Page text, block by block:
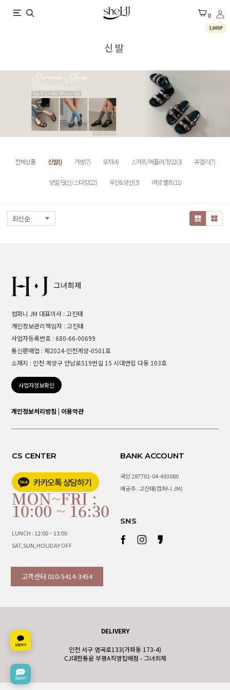
X 0
3,000P
신발
전체상품 신발() 가방(7) 모자(4) 스카프/머플러/장갑(3) 쥬얼리(7)
양말/덧신/스타킹(22) 우산&양산(3) 여성 벨트(11)
컴퍼니 JM 대표이사 : 고진태
개인정보관리책임자 : 고진태
사업자등록번호 : 680-66-00699
통신판매업 : 제2024-인천계양-0501호
소재지 : 인천 계양구 안남로519번길 15 시대연립 다동 103호
사업자정보확인
개인정보처리방침 | 이용약관
CS CENTER
MON~FRI :
10:00 ~ 16:30
LUNCH : 12:00 ~ 13:00
SAT,SUN,HOLIDAY OFF
고객센터 010-5414-3454
BANK ACCOUNT
국민 287701-04-493080
예금주 : 고진태(컴퍼니 JM)
SNS
DELIVERY
인천 서구 염곡로133(가좌동 173-4)
CJ대한통운 부평A직영집배점 - 그녀희제